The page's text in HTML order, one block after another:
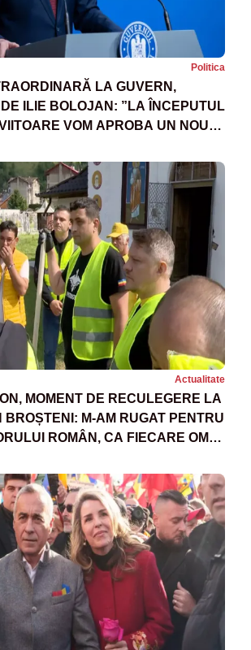
Politica
LA GUVERN,
ILIE BOLOJAN: ”LA ÎNCEPUTUL
VOM APROBA UN NOU
ÎȘI REFACĂ CASELE”
Actualitate
MOMENT DE RECULEGERE LA
BROȘTENI: M-AM RUGAT PENTRU
ROMÂN, CA FIECARE OM